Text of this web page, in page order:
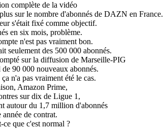
complète de la vidéo
sur le nombre d'abonnés de DAZN en France.
s'était fixé comme objectif.
en six mois, problème.
n'est pas vraiment bon.
seulement des 500 000 abonnés.
sur la diffusion de Marseille-PIG
90 000 nouveaux abonnés.
n'a pas vraiment été le cas.
Amazon Prime,
sur dix de Ligue 1,
autour du 1,7 million d'abonnés
année de contrat.
que c'est normal ?